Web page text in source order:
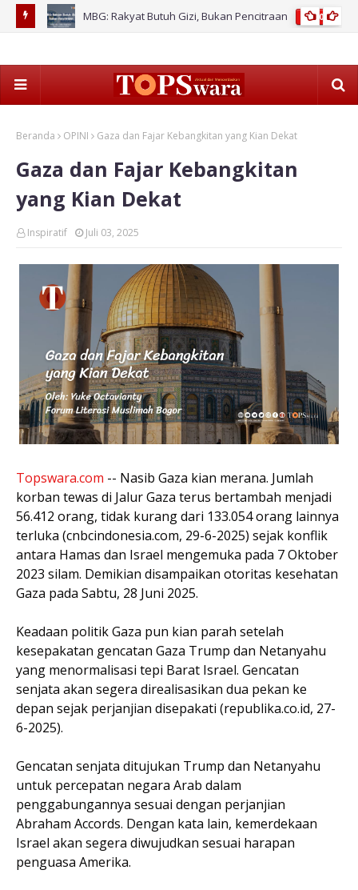
MBG: Rakyat Butuh Gizi, Bukan Pencitraan 2026
Beranda OPINI Gaza dan Fajar Kebangkitan yang Kian Dekat
Gaza dan Fajar Kebangkitan
yang Kian Dekat
Inspiratif Juli 03, 2025
Topswara.com -- Nasib Gaza kian merana. Jumlah
korban tewas di Jalur Gaza terus bertambah menjadi
56.412 orang, tidak kurang dari 133.054 orang lainnya
terluka (cnbcindonesia.com, 29-6-2025) sejak konflik
antara Hamas dan Israel mengemuka pada 7 Oktober
2023 silam. Demikian disampaikan otoritas kesehatan
Gaza pada Sabtu, 28 Juni 2025.
Keadaan politik Gaza pun kian parah setelah
kesepakatan gencatan Gaza Trump dan Netanyahu
yang menormalisasi tepi Barat Israel. Gencatan
senjata akan segera direalisasikan dua pekan ke
depan sejak perjanjian disepakati (republika.co.id, 27-
6-2025).
Gencatan senjata ditujukan Trump dan Netanyahu
untuk percepatan negara Arab dalam
penggabungannya sesuai dengan perjanjian
Abraham Accords. Dengan kata lain, kemerdekaan
Israel akan segera diwujudkan sesuai harapan
penguasa Amerika.